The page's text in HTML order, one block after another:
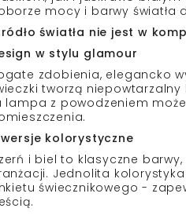
mocy i barwy światła
światła nie jest w
w stylu glamour
zdobienia, elegancko
tworzą
lampa z powodzeniem
kolorystyczne
i biel to klasyczne
Jednolita
świecznikowego -